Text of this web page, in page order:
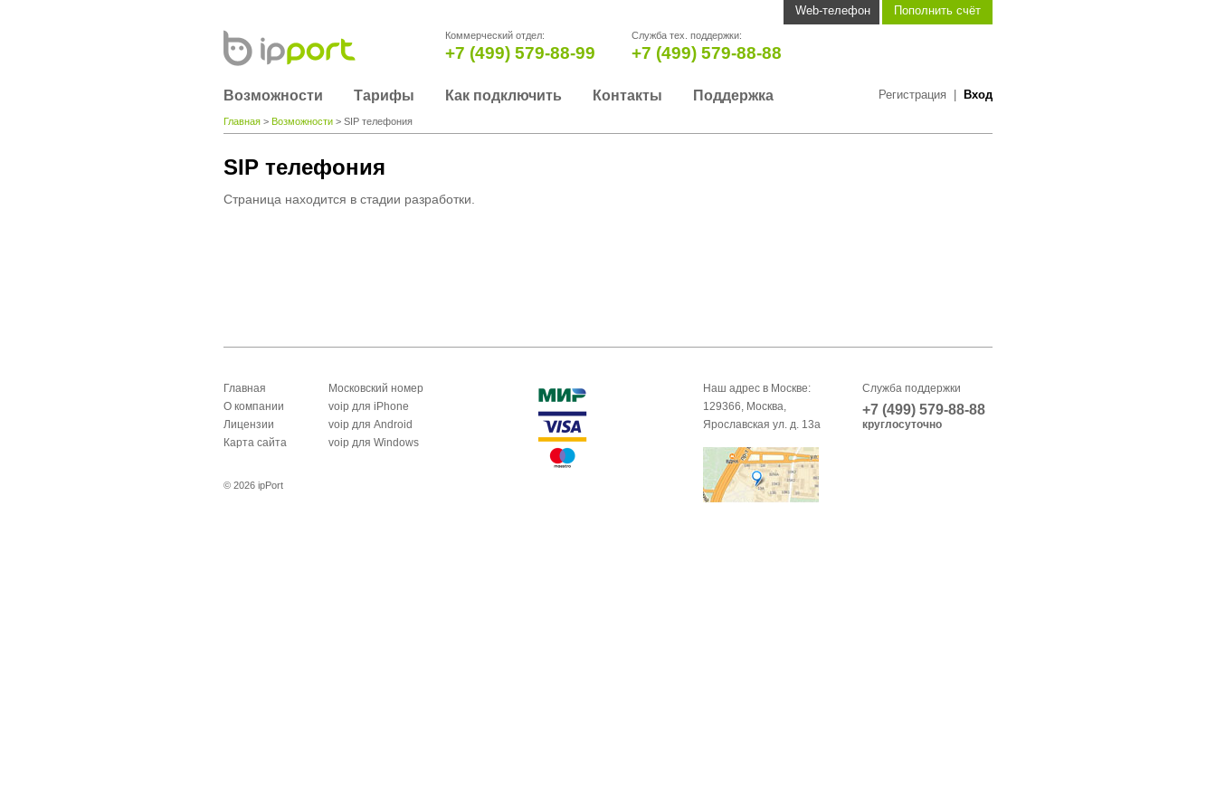
Web-телефон Пополнить счёт
Коммерческий отдел:
+7 (499) 579-88-99
Служба тех. поддержки:
+7 (499) 579-88-88
Регистрация Вход
Возможности Тарифы Как подключить Контакты Поддержка
Главная > Возможности > SIP телефония
SIP телефония
Страница находится в стадии разработки.
Главная
О компании
Лицензии
Карта сайта
Московский номер
voip для iPhone
voip для Android
voip для Windows
Наш адрес в Москве:
129366, Москва,
Ярославская ул. д. 13а
Служба поддержки
+7 (499) 579-88-88
круглосуточно
© 2026 ipPort